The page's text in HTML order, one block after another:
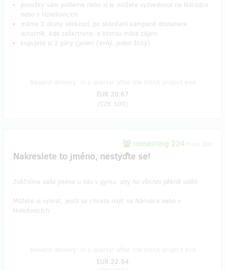
ponožky vám pošleme nebo si je můžete vyzvednout na Národce
nebo v Holešovicích
máme 2 druhy velikostí, po skončení kampaně dostanete
dotazník, kde zaškrtnete, o kterou máte zájem
kupujete si 2 páry (jeden černý, jeden žlutý)
EUR 20.67
(CZK 500)
remaining 224 from 300
Nakreslete to jméno, nestyďte se!
Zvěčníme vaše jméno u nás v gymu, aby ho všichni pěkně viděli.
Můžete si vybrat, jestli se chcete najít na Národce nebo v
Holešovicích.
EUR 22.94